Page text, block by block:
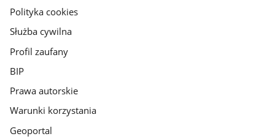
gov.pl
Polityka cookies
Służba cywilna
Profil zaufany
BIP
Prawa autorskie
Warunki korzystania
Geoportal